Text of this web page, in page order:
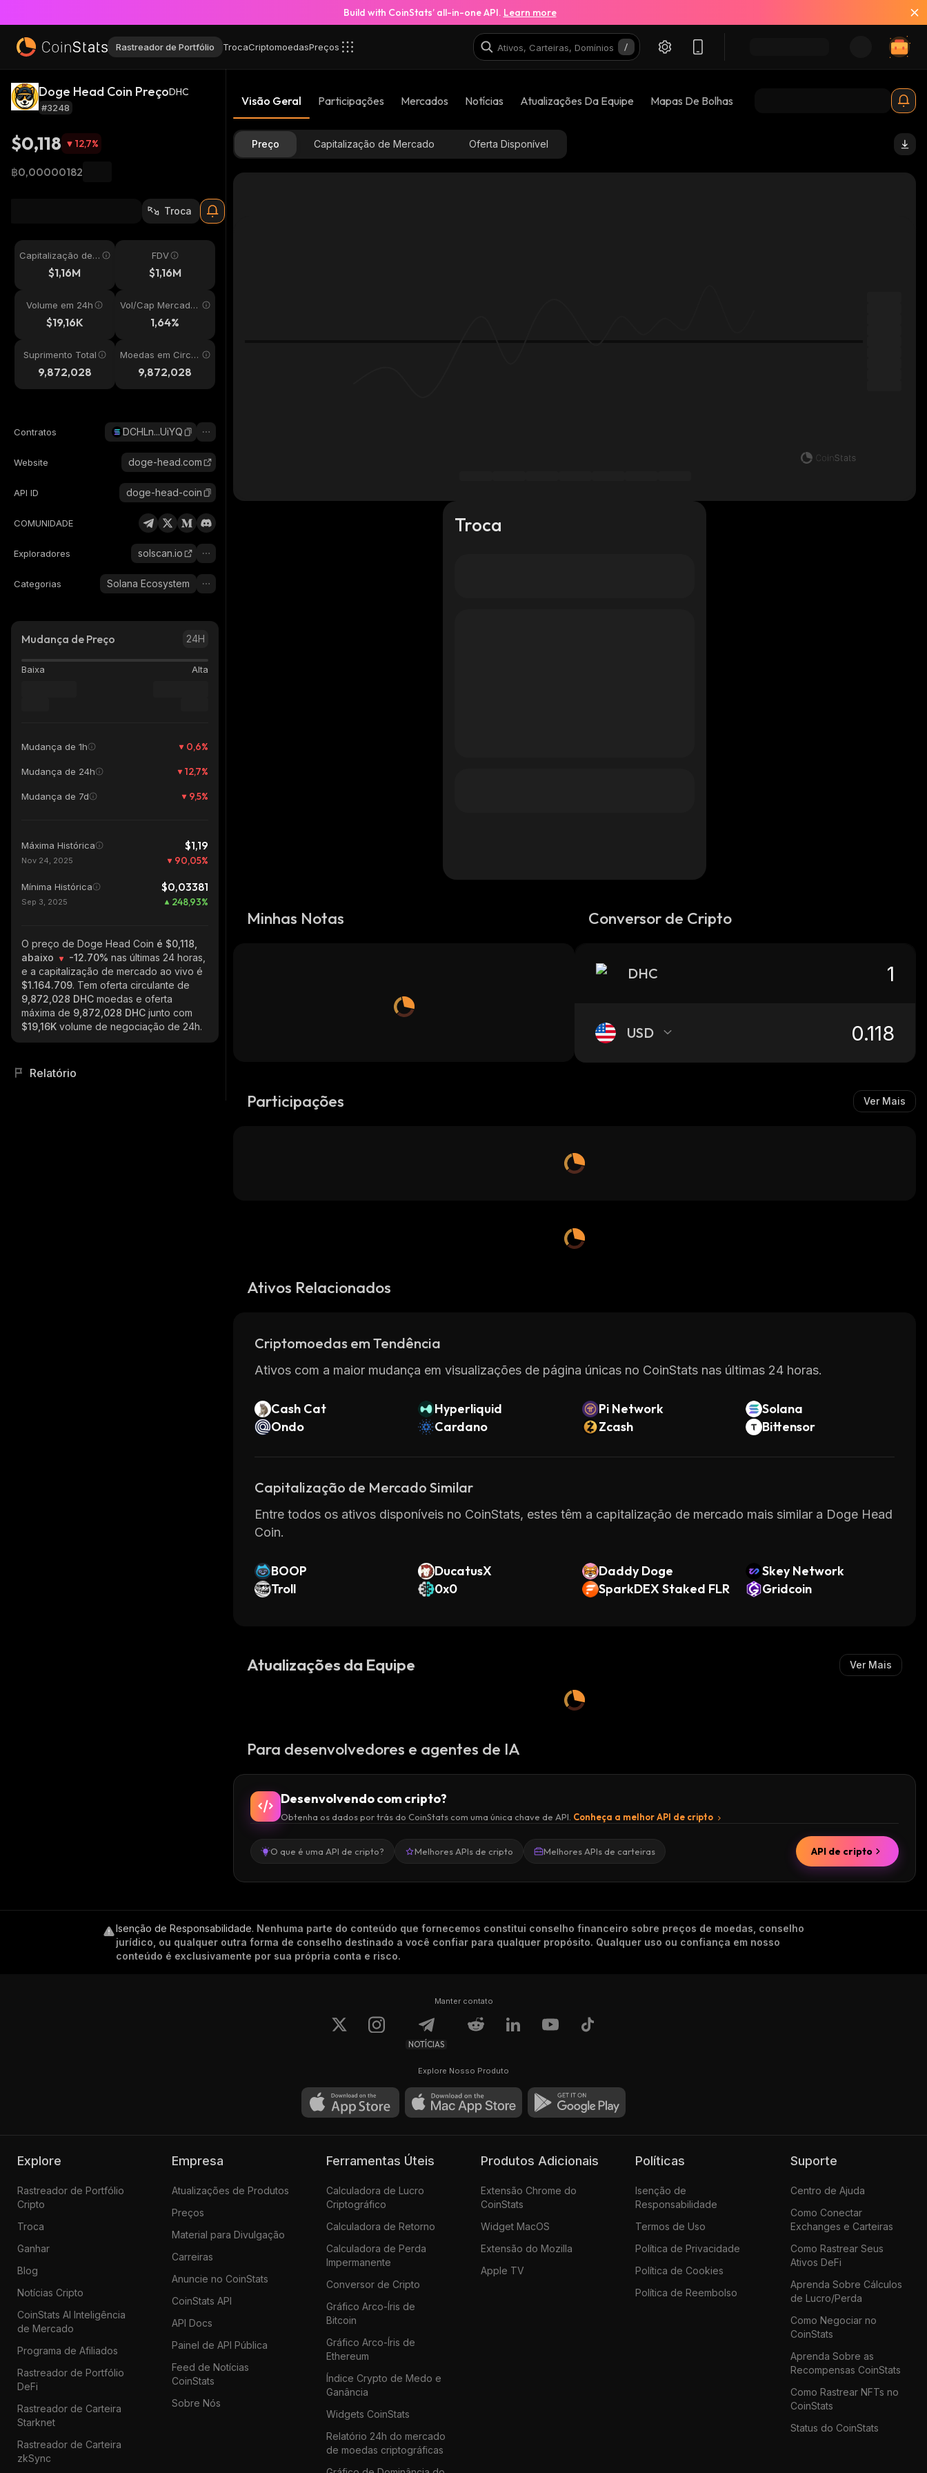
Build with CoinStats’ all-in-one API. Learn more
Rastreador de Portfólio TrocaCriptomoedasPreços
Doge Head Coin PreçoDHC
#3248
$0,118 12,7%
฿0,00000182
Troca
Capitalização de
Mercado$1,16M
FDV
$1,16M
Volume em 24h
$19,16K
Vol/Cap Mercado
1,64%
Suprimento Total
9,872,028
Moedas em Circul
ação9,872,028
Contratos DCHLn...UiYQ
Website doge-head.com
API ID doge-head-coin
COMUNIDADE
Exploradores solscan.io
Categorias Solana Ecosystem
Mudança de Preço 24H
Baixa Alta
Mudança de 1h 0,6%
Mudança de 24h 12,7%
Mudança de 7d 9,5%
Máxima Histórica $1,19
Nov 24, 2025 90,05%
Mínima Histórica $0,03381
Sep 3, 2025 248,93%
O preço de Doge Head Coin é $0,118,
abaixo
-12.70% nas últimas 24 horas,
e a capitalização de mercado ao vivo é
$1.164.709. Tem oferta circulante de
9,872,028 DHC moedas e oferta
máxima de 9,872,028 DHC junto com
$19,16K volume de negociação de 24h.
Relatório
Visão Geral Participações Mercados Notícias Atualizações Da Equipe Mapas De Bolhas
Preço Capitalização de Mercado Oferta Disponível
Troca
Minhas Notas Conversor de Cripto
DHC
USD
Participações Ver Mais
Ativos Relacionados
Criptomoedas em Tendência
Ativos com a maior mudança em visualizações de página únicas no CoinStats nas últimas 24 horas.
Cash Cat Hyperliquid Pi Network
Solana
Ondo
Cardano Zcash Bittensor
Capitalização de Mercado Similar
Entre todos os ativos disponíveis no CoinStats, estes têm a capitalização de mercado mais similar a Doge Head
Coin.
BOOP DucatusX Daddy Doge
Skey Network
Troll
0x0 SparkDEX Staked FLR Gridcoin
Atualizações da Equipe Ver Mais
Para desenvolvedores e agentes de IA
Desenvolvendo com cripto?
Obtenha os dados por trás do CoinStats com uma única chave de API. Conheça a melhor API de cripto
O que é uma API de cripto? Melhores APIs de cripto Melhores APIs de carteiras API de cripto
Isenção de Responsabilidade. Nenhuma parte do conteúdo que fornecemos constitui conselho financeiro sobre preços de moedas, conselho
jurídico, ou qualquer outra forma de conselho destinado a você confiar para qualquer propósito. Qualquer uso ou confiança em nosso
conteúdo é exclusivamente por sua própria conta e risco.
Manter contato
NOTÍCIAS
Explore Nosso Produto
Explore
Rastreador de Portfólio
Cripto
Troca
Ganhar
Blog
Notícias Cripto
CoinStats AI Inteligência
de Mercado
Programa de Afiliados
Rastreador de Portfólio
DeFi
Rastreador de Carteira
Starknet
Rastreador de Carteira
zkSync
Empresa
Atualizações de Produtos
Preços
Material para Divulgação
Carreiras
Anuncie no CoinStats
CoinStats API
API Docs
Painel de API Pública
Feed de Notícias
CoinStats
Sobre Nós
Ferramentas Úteis
Calculadora de Lucro
Criptográfico
Calculadora de Retorno
Calculadora de Perda
Impermanente
Conversor de Cripto
Gráfico Arco-Íris de
Bitcoin
Gráfico Arco-Íris de
Ethereum
Índice Crypto de Medo e
Ganância
Widgets CoinStats
Relatório 24h do mercado
de moedas criptográficas
Produtos Adicionais
Extensão Chrome do
CoinStats
Widget MacOS
Extensão do Mozilla
Apple TV
Políticas
Isenção de
Responsabilidade
Termos de Uso
Política de Privacidade
Política de Cookies
Política de Reembolso
Suporte
Centro de Ajuda
Como Conectar
Exchanges e Carteiras
Como Rastrear Seus
Ativos DeFi
Aprenda Sobre Cálculos
de Lucro/Perda
Como Negociar no
CoinStats
Aprenda Sobre as
Recompensas CoinStats
Como Rastrear NFTs no
CoinStats
Status do CoinStats